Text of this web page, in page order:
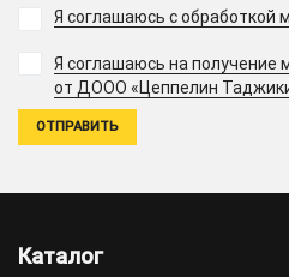
Я соглашаюсь с обработкой
Я соглашаюсь на получение
от ДООО «Цеппелин
Каталог